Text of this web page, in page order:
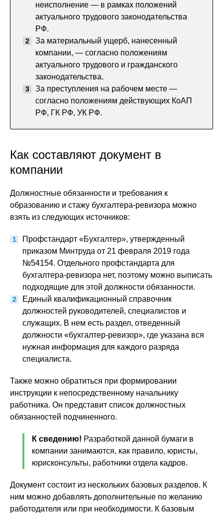
неисполнение — в рамках положений
актуального трудового законодательства
РФ.
За материальный ущерб, нанесенный
компании, — согласно положениям
актуального трудового и гражданского
законодательства.
За преступления на рабочем месте —
согласно положениям действующих КоАП
РФ, ГК РФ, УК РФ.
Как составляют документ в
компании
Должностные обязанности и требования к
образованию и стажу бухгалтера-ревизора можно
взять из следующих источников:
Профстандарт «Бухгалтер», утвержденный
приказом Минтруда от 21 февраля 2019 года
№54154. Отдельного профстандарта для
бухгалтера-ревизора нет, поэтому можно выписать
подходящие для этой должности обязанности.
Единый квалификационный справочник
должностей руководителей, специалистов и
служащих. В нем есть раздел, отведенный
должности «бухгалтер-ревизор», где указана вся
нужная информация для каждого разряда
специалиста.
Также можно обратиться при формировании
инструкции к непосредственному начальнику
работника. Он представит список должностных
обязанностей подчиненного.
К сведению! Разработкой данной бумаги в
компании занимаются, как правило, юристы,
юрисконсульты, работники отдела кадров.
Документ состоит из нескольких базовых разделов. К
ним можно добавлять дополнительные по желанию
работодателя или при необходимости. К базовым